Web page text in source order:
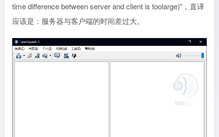
time difference between server and client is toolarge)”，直译
应该是：服务器与客户端的时间差过大。